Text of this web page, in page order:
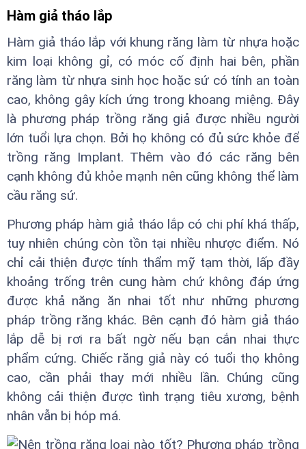
Hàm giả tháo lắp
Hàm giả tháo lắp với khung răng làm từ nhựa hoặc
kim loại không gỉ, có móc cố định hai bên, phần
răng làm từ nhựa sinh học hoặc sứ có tính an toàn
cao, không gây kích ứng trong khoang miệng. Đây
là phương pháp trồng răng giả được nhiều người
lớn tuổi lựa chọn. Bởi họ không có đủ sức khỏe để
trồng răng Implant. Thêm vào đó các răng bên
cạnh không đủ khỏe mạnh nên cũng không thể làm
cầu răng sứ.
Phương pháp hàm giả tháo lắp có chi phí khá thấp,
tuy nhiên chúng còn tồn tại nhiều nhược điểm. Nó
chỉ cải thiện được tính thẩm mỹ tạm thời, lấp đầy
khoảng trống trên cung hàm chứ không đáp ứng
được khả năng ăn nhai tốt như những phương
pháp trồng răng khác. Bên cạnh đó hàm giả tháo
lắp dễ bị rơi ra bất ngờ nếu bạn cắn nhai thực
phẩm cứng. Chiếc răng giả này có tuổi thọ không
cao, cần phải thay mới nhiều lần. Chúng cũng
không cải thiện được tình trạng tiêu xương, bệnh
nhân vẫn bị hóp má.